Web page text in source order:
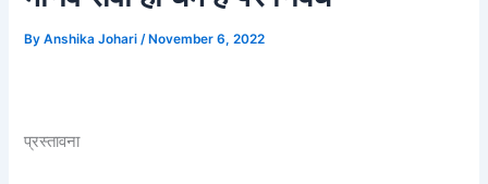
ByAnshika Johari/ November 6, 2022
प्रस्तावना